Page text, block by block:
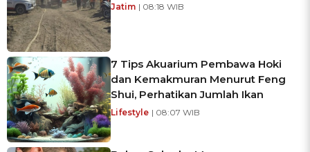
Jatim | 08:18 WIB
7 Tips Akuarium Pembawa Hoki
dan Kemakmuran Menurut Feng
Shui, Perhatikan Jumlah Ikan
Lifestyle | 08:07 WIB